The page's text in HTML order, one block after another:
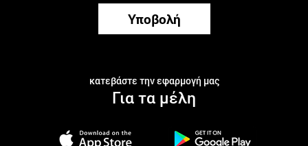
Υποβολή
κατεβάστε την εφαρμογή μας
Για τα μέλη